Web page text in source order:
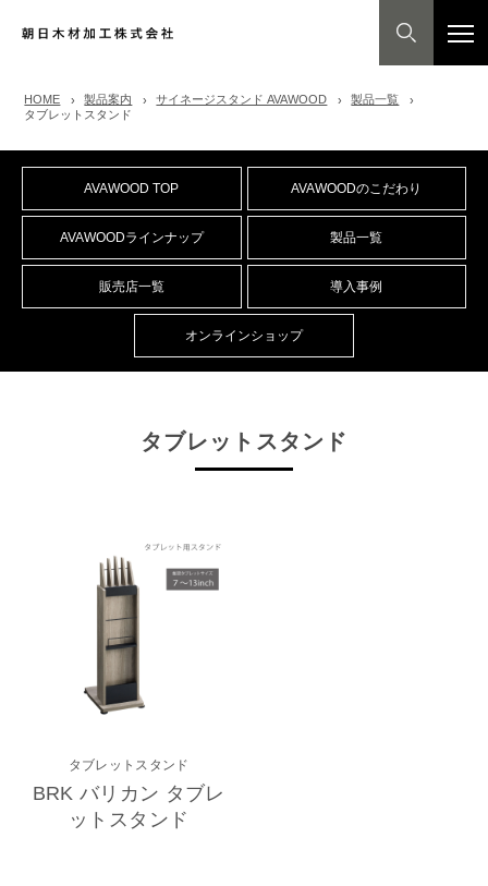
HOME 製品案内 サイネージスタンド AVAWOOD
製品一覧
タブレットスタンド
AVAWOOD TOP AVAWOODのこだわり
AVAWOODラインナップ 製品一覧
販売店一覧 導入事例
オンラインショップ
タブレットスタンド
タブレットスタンド
BRK バリカン タブレ
ットスタンド